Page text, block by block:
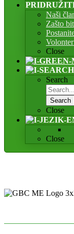
Naši
Zašto
Close
Search
Search
Close
Close